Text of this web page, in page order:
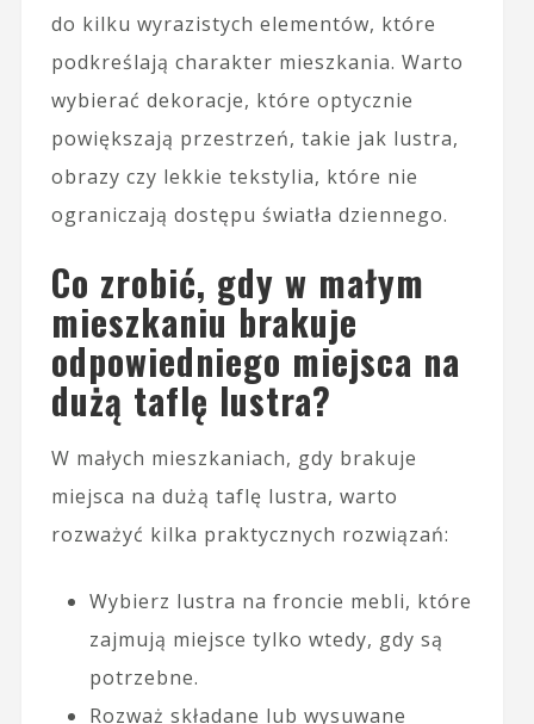
do kilku wyrazistych elementów, które
podkreślają charakter mieszkania. Warto
wybierać dekoracje, które optycznie
powiększają przestrzeń, takie jak lustra,
obrazy czy lekkie tekstylia, które nie
ograniczają dostępu światła dziennego.
Co zrobić, gdy w małym
mieszkaniu brakuje
odpowiedniego miejsca na
dużą taflę lustra?
W małych mieszkaniach, gdy brakuje
miejsca na dużą taflę lustra, warto
rozważyć kilka praktycznych rozwiązań:
Wybierz lustra na froncie mebli, które
zajmują miejsce tylko wtedy, gdy są
potrzebne.
Rozważ składane lub wysuwane